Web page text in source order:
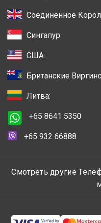
Соединенное
Сингапур:
США:
Британские
Литва:
+65 8641 5350
+65 932 66888
Смотреть другие